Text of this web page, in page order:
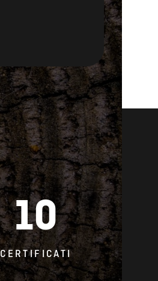
10
CERTIFICATI